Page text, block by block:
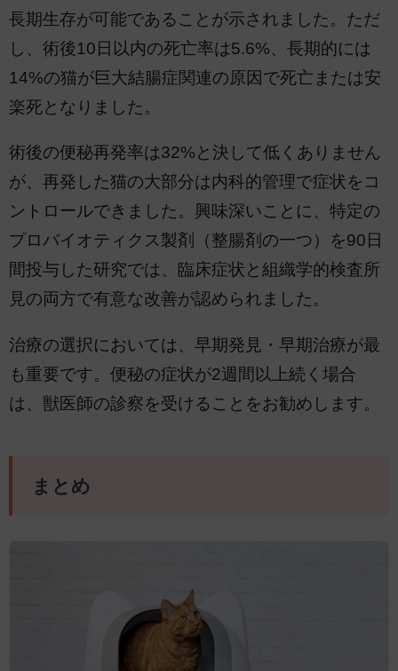
長期生存が可能であることが示されました。ただ
し、術後10日以内の死亡率は5.6%、長期的には
14%の猫が巨大結腸症関連の原因で死亡または安
楽死となりました。
術後の便秘再発率は32%と決して低くありません
が、再発した猫の大部分は内科的管理で症状をコ
ントロールできました。興味深いことに、特定の
プロバイオティクス製剤（整腸剤の一つ）を90日
間投与した研究では、臨床症状と組織学的検査所
見の両方で有意な改善が認められました。
治療の選択においては、早期発見・早期治療が最
も重要です。便秘の症状が2週間以上続く場合
は、獣医師の診察を受けることをお勧めします。
まとめ